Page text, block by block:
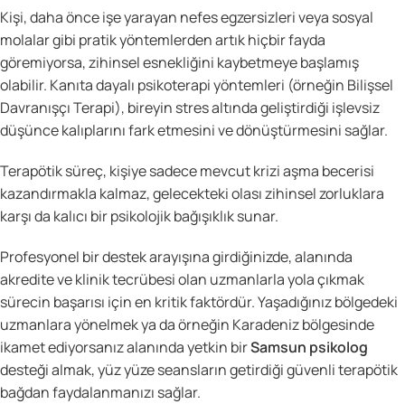
Kişi, daha önce işe yarayan nefes egzersizleri veya sosyal
molalar gibi pratik yöntemlerden artık hiçbir fayda
göremiyorsa, zihinsel esnekliğini kaybetmeye başlamış
olabilir. Kanıta dayalı psikoterapi yöntemleri (örneğin Bilişsel
Davranışçı Terapi), bireyin stres altında geliştirdiği işlevsiz
düşünce kalıplarını fark etmesini ve dönüştürmesini sağlar.
Terapötik süreç, kişiye sadece mevcut krizi aşma becerisi
kazandırmakla kalmaz, gelecekteki olası zihinsel zorluklara
karşı da kalıcı bir psikolojik bağışıklık sunar.
Profesyonel bir destek arayışına girdiğinizde, alanında
akredite ve klinik tecrübesi olan uzmanlarla yola çıkmak
sürecin başarısı için en kritik faktördür. Yaşadığınız bölgedeki
uzmanlara yönelmek ya da örneğin Karadeniz bölgesinde
ikamet ediyorsanız alanında yetkin birSamsun psikolog
desteği almak, yüz yüze seansların getirdiği güvenli terapötik
bağdan faydalanmanızı sağlar.